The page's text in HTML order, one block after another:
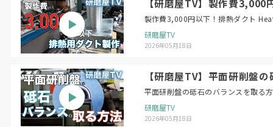
【研磨屋TV】製作費
製作
研磨屋TV
2026年05月18日
【研磨屋TV】平面研削
研磨屋TV
2026年05月18日